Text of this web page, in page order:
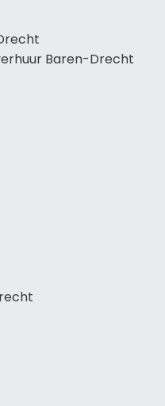
Baren-Drecht